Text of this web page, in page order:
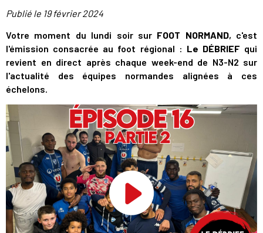
Publié le 19 février 2024
Votre moment du lundi soir sur FOOT NORMAND, c'est
l'émission consacrée au foot régional : Le DÉBRIEF qui
revient en direct après chaque week-end de N3-N2 sur
l'actualité des équipes normandes alignées à ces
échelons.